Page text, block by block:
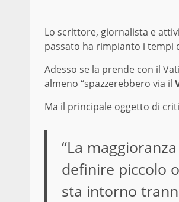
Lo scrittore, giornalista e
passato ha rimpianto i tempi
Adesso se la prende con il
almeno “spazzerebbero via il
Ma il principale oggetto di
“La
definire piccolo
sta intorno